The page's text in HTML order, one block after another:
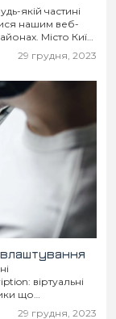
якій частині
нашим веб-
Місто Київ
29 грудня, 2023
що
29 грудня, 2023